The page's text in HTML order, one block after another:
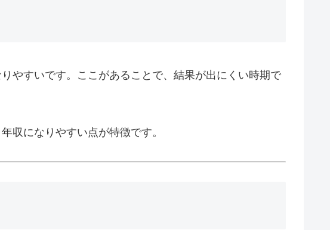
やすいです。ここがあることで、結果が出にくい時期で
収になりやすい点が特徴です。